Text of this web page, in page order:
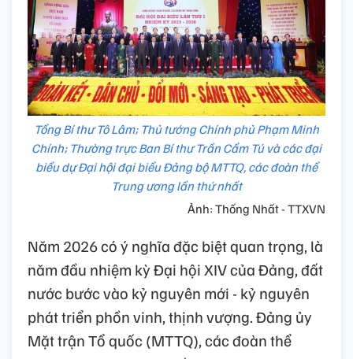
Tổng Bí thư Tô Lâm; Thủ tướng Chính phủ Phạm Minh
Chính; Thường trực Ban Bí thư Trần Cẩm Tú và các đại
biểu dự Đại hội đại biểu Đảng bộ MTTQ, các đoàn thể
Trung ương lần thứ nhất
Ảnh: Thống Nhất - TTXVN
Năm 2026 có ý nghĩa đặc biệt quan trọng, là
năm đầu nhiệm kỳ Đại hội XIV của Đảng, đất
nước bước vào kỷ nguyên mới - kỷ nguyên
phát triển phồn vinh, thịnh vượng. Đảng ủy
Mặt trận Tổ quốc (MTTQ), các đoàn thể